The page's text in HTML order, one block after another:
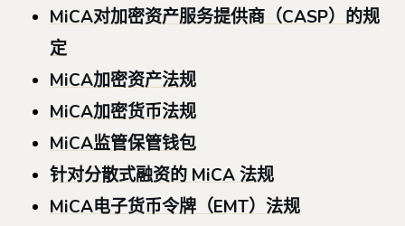
MiCA对加密资产服务提供商（CASP）的规
定
MiCA加密资产法规
MiCA加密货币法规
MiCA监管保管钱包
针对分散式融资的 MiCA 法规
MiCA电子货币令牌（EMT）法规